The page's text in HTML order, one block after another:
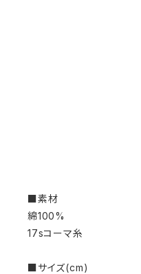
■素材
綿100%
17sコーマ糸
■サイズ(cm)